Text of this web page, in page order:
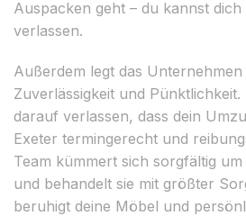
Auspacken geht – du kannst
verlassen.
Außerdem legt das
Zuverlässigkeit und
darauf verlassen, dass dein
Exeter termingerecht und
Team kümmert sich sorgfältig
und behandelt sie mit größter
beruhigt deine Möbel und